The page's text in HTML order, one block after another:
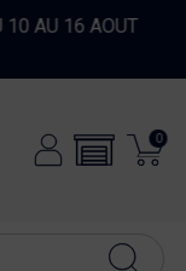
10 AU 16 AOUT
0